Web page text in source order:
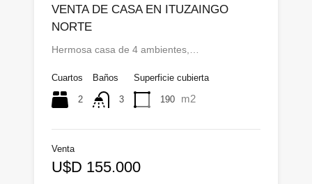
VENTA DE CASA EN ITUZAINGO
NORTE
Hermosa casa de 4 ambientes,…
Cuartos
2
Baños
3
Superficie cubierta
190 m2
Venta
U$D 155.000